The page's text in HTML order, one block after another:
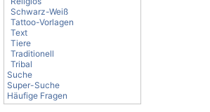
Schwarz-Weiß
Tattoo-Vorlagen
Text
Tiere
Traditionell
Tribal
Suche
Super-Suche
Häufige Fragen